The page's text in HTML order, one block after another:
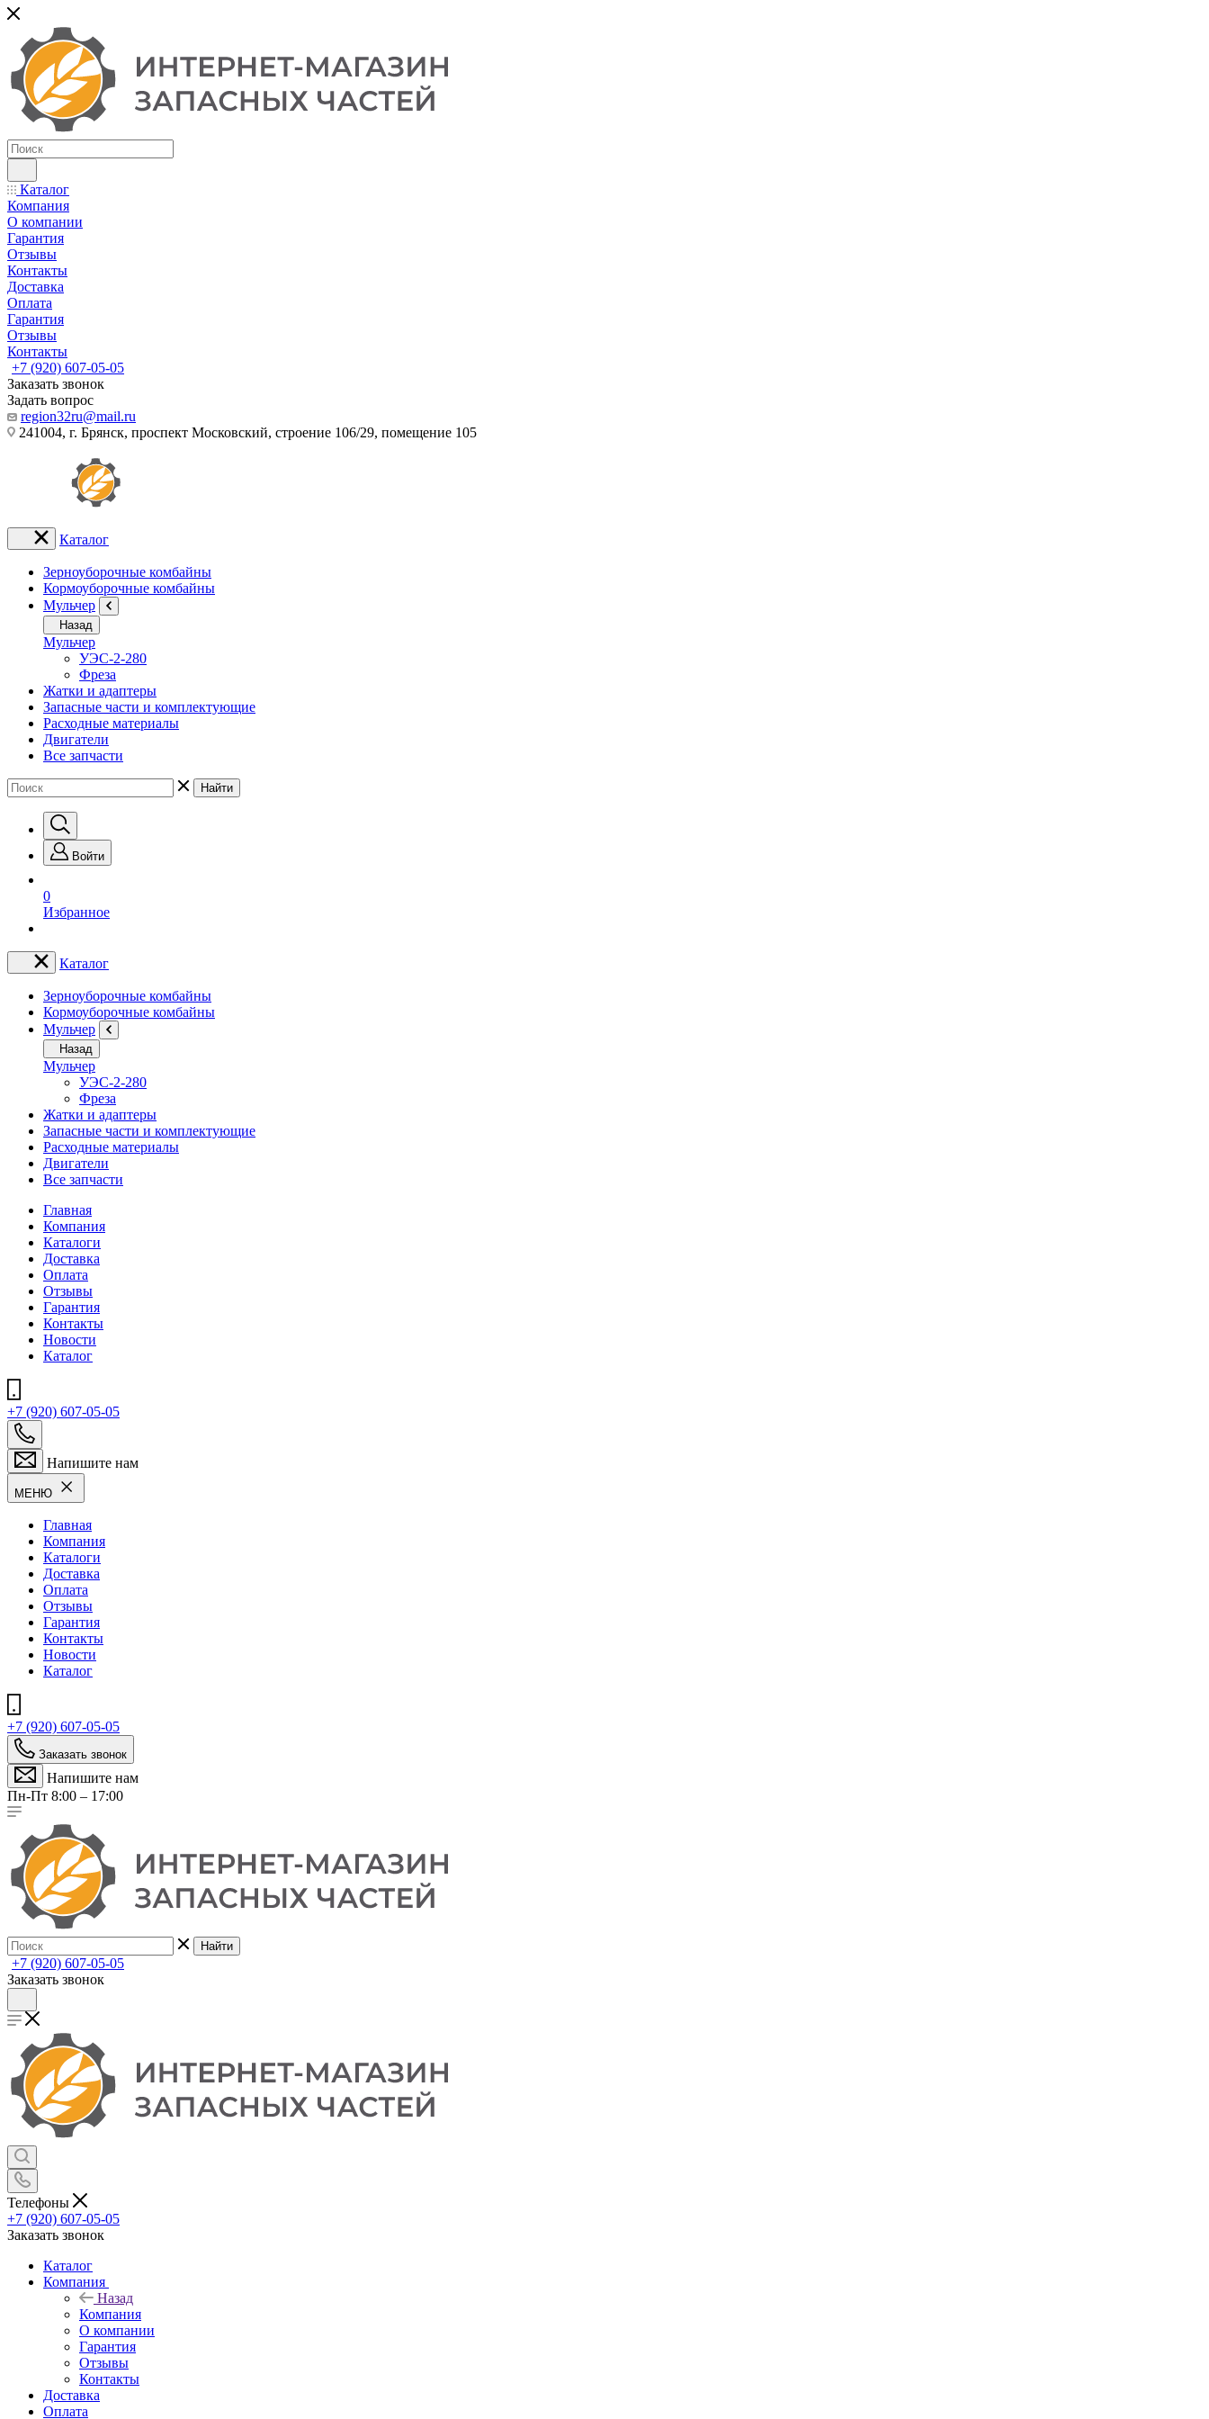
Каталог
Компания
О компании
Гарантия
Отзывы
Контакты
Доставка
Оплата
Гарантия
Отзывы
Контакты
+7 (920) 607-05-05
Заказать звонок
Задать вопрос
region32ru@mail.ru
241004, г. Брянск, проспект Московский, строение 106/29, помещение 105
Каталог
Зерноуборочные комбайны
Кормоуборочные комбайны
Мульчер
Назад
Мульчер
УЭС-2-280
Фреза
Жатки и адаптеры
Запасные части и комплектующие
Расходные материалы
Двигатели
Все запчасти
Найти
Войти
0
Избранное
Каталог
Зерноуборочные комбайны
Кормоуборочные комбайны
Мульчер
Назад
Мульчер
УЭС-2-280
Фреза
Жатки и адаптеры
Запасные части и комплектующие
Расходные материалы
Двигатели
Все запчасти
Главная
Компания
Каталоги
Доставка
Оплата
Отзывы
Гарантия
Контакты
Новости
Каталог
+7 (920) 607-05-05
Напишите нам
МЕНЮ
Главная
Компания
Каталоги
Доставка
Оплата
Отзывы
Гарантия
Контакты
Новости
Каталог
+7 (920) 607-05-05
Заказать звонок
Напишите нам
Пн-Пт 8:00 – 17:00
Найти
+7 (920) 607-05-05
Заказать звонок
Телефоны
+7 (920) 607-05-05
Заказать звонок
Каталог
Компания
Назад
Компания
О компании
Гарантия
Отзывы
Контакты
Доставка
Оплата